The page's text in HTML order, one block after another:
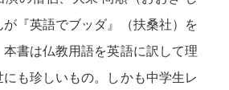
が『英語でブッダ』（扶桑社）を
本書は仏教用語を英語に訳して理
も珍しいもの。しかも中学生レ